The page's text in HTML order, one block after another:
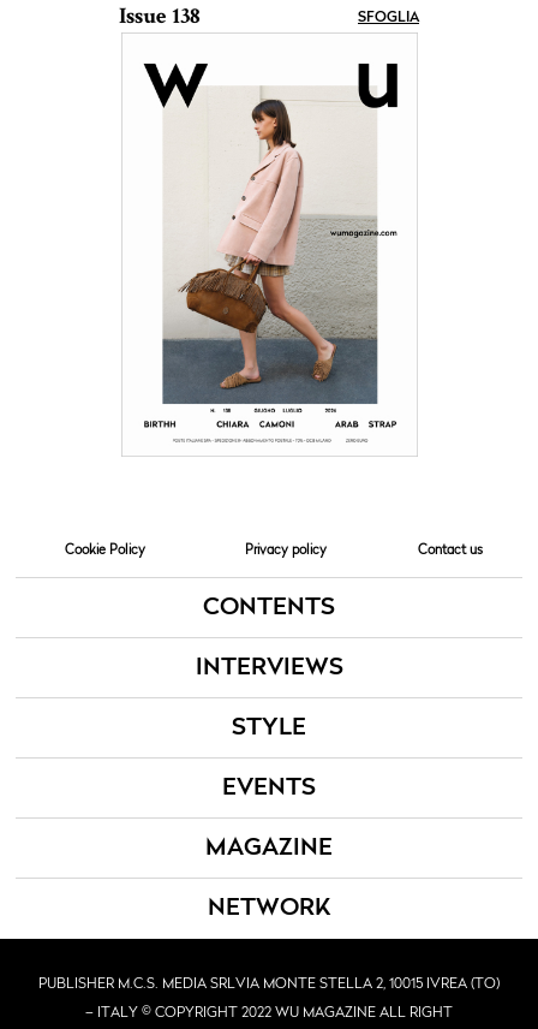
Issue 138 SFOGLIA
Cookie Policy Privacy policy Contact us
CONTENTS
INTERVIEWS
STYLE
EVENTS
MAGAZINE
NETWORK
PUBLISHER M.C.S. MEDIA SRL VIA MONTE STELLA 2, 10015 IVREA (TO)
– ITALY © COPYRIGHT 2022 WU MAGAZINE ALL RIGHT